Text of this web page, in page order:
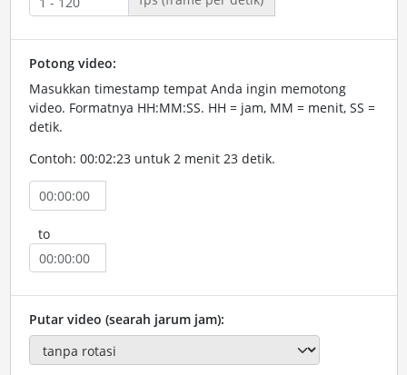
Potong video:
Masukkan timestamp tempat Anda ingin memotong
video. Formatnya HH:MM:SS. HH = jam, MM = menit, SS =
detik.
Contoh: 00:02:23 untuk 2 menit 23 detik.
to
Putar video (searah jarum jam):